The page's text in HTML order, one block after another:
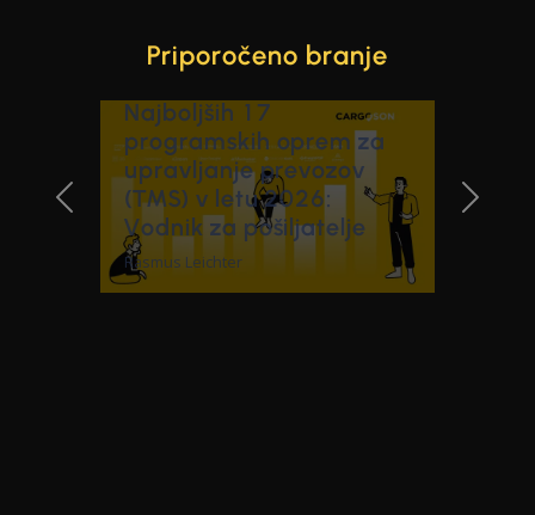
Priporočeno branje
Najboljših 17
programskih oprem za
upravljanje prevozov
(TMS) v letu 2026:
Vodnik za pošiljatelje
Rasmus Leichter
Previous Slide Next